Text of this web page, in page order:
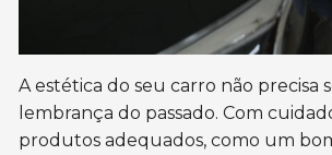
A estética do seu carro não precisa
lembrança do passado. Com
produtos adequados, como um